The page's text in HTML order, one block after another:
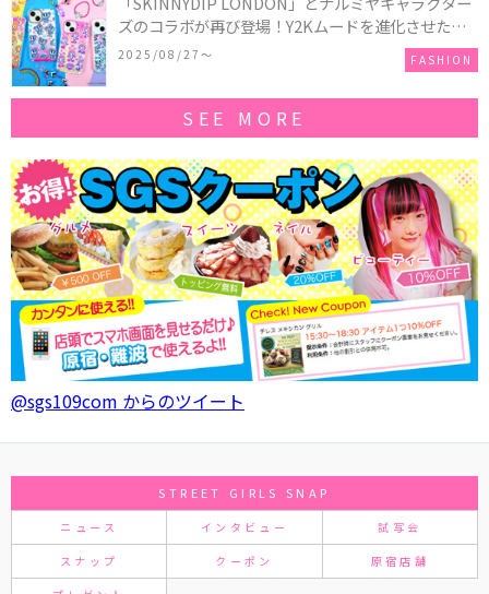
ズのコラボが再び登場！Y2Kムードを進化させた新
作コレクションを発売♪
2025/08/27〜 FASHION
SEE MORE
@sgs109com からのツイート
STREET GIRLS SNAP
ニュース インタビュー 試写会
スナップ クーポン 原宿店舗